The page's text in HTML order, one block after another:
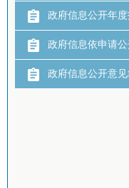
政府信息公开年
政府信息依申请
政府信息公开意见